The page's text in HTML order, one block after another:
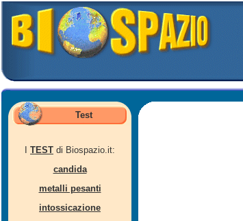
Test
TEST di Biospazio.it:
candida
metalli pesanti
intossicazione